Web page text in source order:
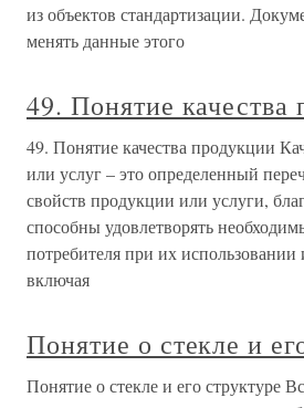
из объектов стандартизации.
менять данные этого
49. Понятие качества
49. Понятие качества продукции
или услуг – это определенный
свойств продукции или услуги,
способны удовлетворять
потребителя при их использовании
включая
Понятие о стекле и
Понятие о стекле и его структуре